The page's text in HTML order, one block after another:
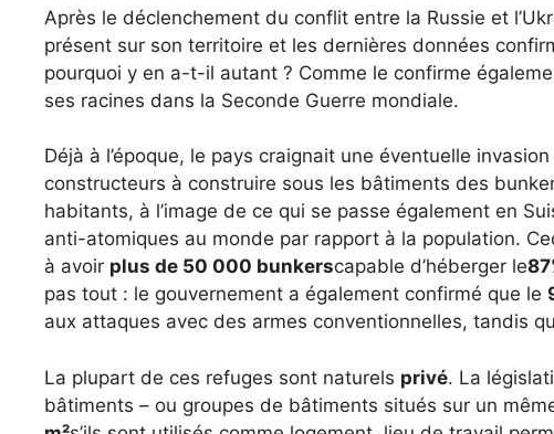
Après le déclenchement du conflit entre la Russie et
présent sur son territoire et les dernières données
pourquoi y en a-t-il autant ? Comme le confirme
ses racines dans la Seconde Guerre mondiale.
Déjà à l’époque, le pays craignait une éventuelle
constructeurs à construire sous les bâtiments des
habitants, à l’image de ce qui se passe également en
anti-atomiques au monde par rapport à la population.
à avoir plus de 50 000 bunkerscapable d’héberger le
pas tout : le gouvernement a également confirmé que le
aux attaques avec des armes conventionnelles, tandis
La plupart de ces refuges sont naturels privé. La
bâtiments – ou groupes de bâtiments situés sur un